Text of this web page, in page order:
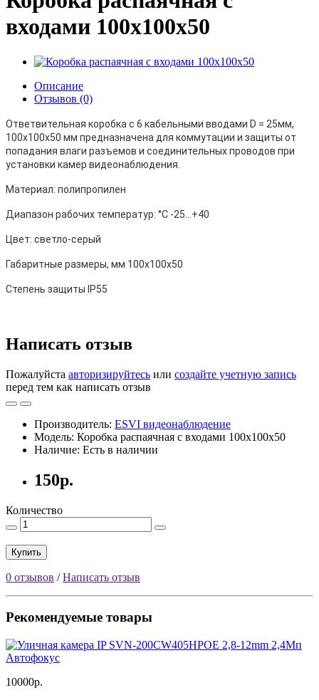
входами 100х100х50
Описание
Отзывов (0)
Ответвительная коробка с 6 кабельными вводами D = 25мм,
100х100х50 мм предназначена для коммутации и защиты от
попадания влаги разъемов и соединительных проводов при
установки камер видеонаблюдения.
Материал: полипропилен
Диапазон рабочих температур: °С -25…+40
Цвет: светло-серый
Габаритные размеры, мм 100х100х50
Степень защиты IP55
Написать отзыв
Пожалуйста авторизируйтесь или создайте учетную запись
перед тем как написать отзыв
Производитель: ESVI видеонаблюдение
Модель: Коробка распаячная с входами 100х100х50
Наличие: Есть в наличии
150р.
Количество
Купить
0 отзывов /Написать отзыв
Рекомендуемые товары
10000р.